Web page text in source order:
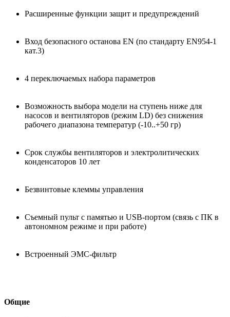
Расширенные функции защит и предупреждений
Вход безопасного останова EN (по стандарту EN954-1
кат.3)
4 переключаемых набора параметров
Возможность выбора модели на ступень ниже для
насосов и вентиляторов (режим LD) без снижения
рабочего диапазона температур (-10..+50 гр)
Срок службы вентиляторов и электролитических
конденсаторов 10 лет
Безвинтовые клеммы управления
Съемный пульт с памятью и USB-портом (связь с ПК в
автономном режиме и при работе)
Встроенный ЭМС-фильтр
Общие